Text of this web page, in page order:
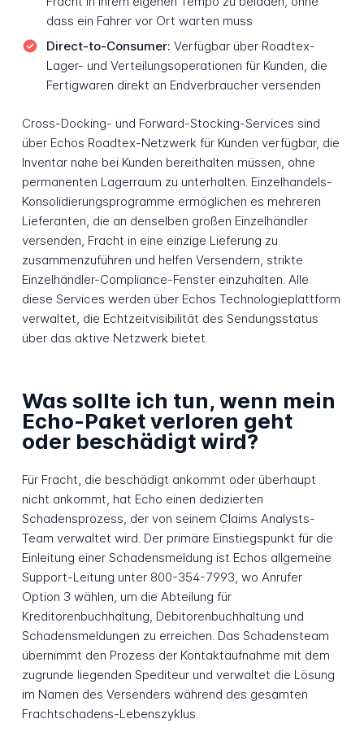
dass ein Fahrer vor Ort warten muss
Direct-to-Consumer: Verfügbar über Roadtex-
Lager- und Verteilungsoperationen für Kunden, die
Fertigwaren direkt an Endverbraucher versenden
Cross-Docking- und Forward-Stocking-Services sind
über Echos Roadtex-Netzwerk für Kunden verfügbar, die
Inventar nahe bei Kunden bereithalten müssen, ohne
permanenten Lagerraum zu unterhalten. Einzelhandels-
Konsolidierungsprogramme ermöglichen es mehreren
Lieferanten, die an denselben großen Einzelhändler
versenden, Fracht in eine einzige Lieferung zu
zusammenzuführen und helfen Versendern, strikte
Einzelhändler-Compliance-Fenster einzuhalten. Alle
diese Services werden über Echos Technologieplattform
verwaltet, die Echtzeitvisibilität des Sendungsstatus
über das aktive Netzwerk bietet.
Was sollte ich tun, wenn mein
Echo-Paket verloren geht
oder beschädigt wird?
Für Fracht, die beschädigt ankommt oder überhaupt
nicht ankommt, hat Echo einen dedizierten
Schadensprozess, der von seinem Claims Analysts-
Team verwaltet wird. Der primäre Einstiegspunkt für die
Einleitung einer Schadensmeldung ist Echos allgemeine
Support-Leitung unter 800-354-7993, wo Anrufer
Option 3 wählen, um die Abteilung für
Kreditorenbuchhaltung, Debitorenbuchhaltung und
Schadensmeldungen zu erreichen. Das Schadensteam
übernimmt den Prozess der Kontaktaufnahme mit dem
zugrunde liegenden Spediteur und verwaltet die Lösung
im Namen des Versenders während des gesamten
Frachtschadens-Lebenszyklus.